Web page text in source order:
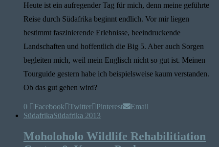
Heute ist ein aufregender Tag für mich, denn meine geführte
Reise durch Südafrika beginnt endlich. Vor mir liegen
bestimmt faszinierende Erlebnisse, beeindruckende
Landschaften und hoffentlich die Big 5. Aber auch Sorgen
begleiten mich, weil mein Englisch nicht so gut ist. Meinen
Tourguide gestern habe ich beispielsweise kaum verstanden.
Ob das gut gehen wird?
0 Facebook Twitter Pinterest
Email
SüdafrikaSüdafrika 2013
Moholoholo Wildlife Rehabilitiation